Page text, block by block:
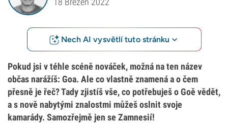
Nech AI vysvětlí tuto stránku
Pokud jsi v téhle scéně nováček, možná na ten název
občas narážíš: Goa. Ale co vlastně znamená a o čem
přesně je řeč? Tady zjistíš vše, co potřebuješ o Goě vědět,
a s nově nabytými znalostmi můžeš oslnit svoje
kamarády. Samozřejmě jen se Zamnesií!